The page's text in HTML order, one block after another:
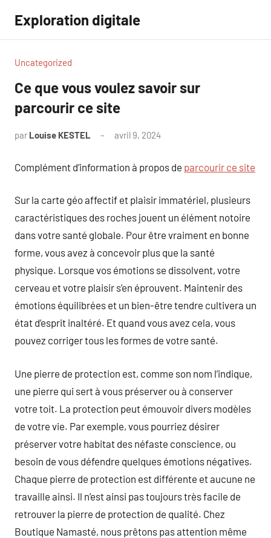
contenu
Exploration digitale
Uncategorized
Ce que vous voulez savoir sur
parcourir ce site
par Louise KESTEL avril 9, 2024
Complément d’information à propos de parcourir ce site
Sur la carte géo affectif et plaisir immatériel, plusieurs
caractéristiques des roches jouent un élément notoire
dans votre santé globale. Pour être vraiment en bonne
forme, vous avez à concevoir plus que la santé
physique. Lorsque vos émotions se dissolvent, votre
cerveau et votre plaisir s’en éprouvent. Maintenir des
émotions équilibrées et un bien-être tendre cultivera un
état d’esprit inaltéré. Et quand vous avez cela, vous
pouvez corriger tous les formes de votre santé.
Une pierre de protection est, comme son nom l’indique,
une pierre qui sert à vous préserver ou à conserver
votre toit. La protection peut émouvoir divers modèles
de votre vie. Par exemple, vous pourriez désirer
préserver votre habitat des néfaste conscience, ou
besoin de vous défendre quelques émotions négatives.
Chaque pierre de protection est différente et aucune ne
travaille ainsi. Il n’est ainsi pas toujours très facile de
retrouver la pierre de protection de qualité. Chez
Boutique Namasté, nous prêtons pas attention même